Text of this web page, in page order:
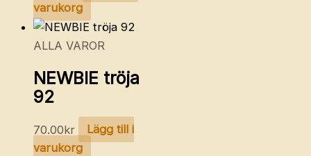
varukorg
ALLA VAROR
NEWBIE tröja
92
70.00kr
Lägg till i
varukorg